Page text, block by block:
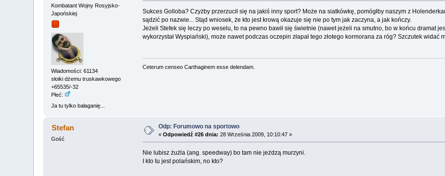
Kombatant Wojny Rosyjsko-
Japońskiej
Wiadomości: 61134
słoiki dżemu truskawkowego
+65535/-32
Płeć:
Ja tu tylko bałaganię...
Sukces Golloba? Czyżby przerzucił się na jakiś inny sport? Może na siatkówkę, pomógłby naszym z
sądzić po nazwie... Stąd wniosek, że kto jest krową okazuje się nie po tym jak zaczyna, a jak kończy.
Jeżeli Stefek się leczy po weselu, to na pewno bawił się świetnie (nawet jeżeli na smutno, bo w końcu dramat
wykorzystał Wyspiański), może nawet podczas oczepin złapał tego złotego kormorana za róg? Szczutek widać
Ceterum censeo Carthaginem esse delendam.
Stefan
Gość
Odp: Forumowo na sportowo
«Odpowiedź #26 dnia: 28 Września 2009, 10:10:47 »
Nie lubisz żużla (ang. speedway) bo tam nie jeżdzą murzyni.
I kto tu jest polańskim, no kto?